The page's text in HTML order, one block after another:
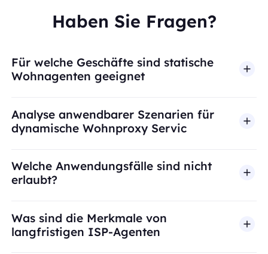
Haben Sie Fragen?
Für welche Geschäfte sind statische
Wohnagenten geeignet
Analyse anwendbarer Szenarien für
dynamische Wohnproxy Servic
Welche Anwendungsfälle sind nicht
erlaubt?
BestProxy unterstützt keinen Betrug, Spam,
Was sind die Merkmale von
langfristigen ISP-Agenten